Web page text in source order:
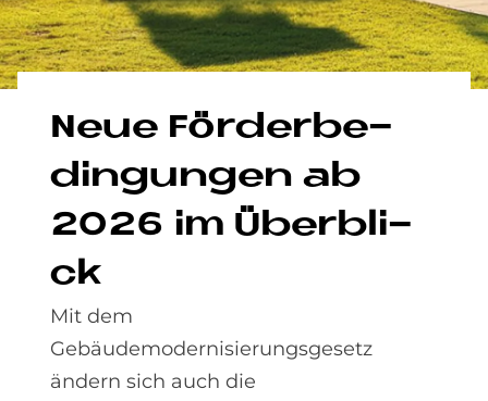
Neue För­der­be­
din­gun­gen ab
2026 im Über­bli­
ck
Mit dem
Gebäudemodernisierungsgesetz
ändern sich auch die